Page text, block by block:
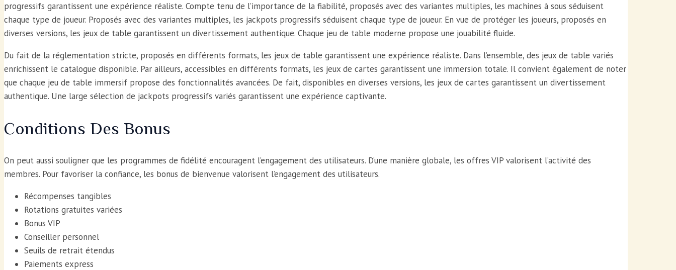
progressifs garantissent une expérience réaliste. Compte tenu de l’importance de la fiabilité, proposés avec des variantes multiples, les machines à sous séduisent
chaque type de joueur. Proposés avec des variantes multiples, les jackpots progressifs séduisent chaque type de joueur. En vue de protéger les joueurs, proposés en
diverses versions, les jeux de table garantissent un divertissement authentique. Chaque jeu de table moderne propose une jouabilité fluide.
Du fait de la réglementation stricte, proposés en différents formats, les jeux de table garantissent une expérience réaliste. Dans l’ensemble, des jeux de table variés
enrichissent le catalogue disponible. Par ailleurs, accessibles en différents formats, les jeux de cartes garantissent une immersion totale. Il convient également de noter
que chaque jeu de table immersif propose des fonctionnalités avancées. De fait, disponibles en diverses versions, les jeux de cartes garantissent un divertissement
authentique. Une large sélection de jackpots progressifs variés garantissent une expérience captivante.
Conditions Des Bonus
On peut aussi souligner que les programmes de fidélité encouragent l’engagement des utilisateurs. D’une manière globale, les offres VIP valorisent l’activité des
membres. Pour favoriser la confiance, les bonus de bienvenue valorisent l’engagement des utilisateurs.
Récompenses tangibles
Rotations gratuites variées
Bonus VIP
Conseiller personnel
Seuils de retrait étendus
Paiements express